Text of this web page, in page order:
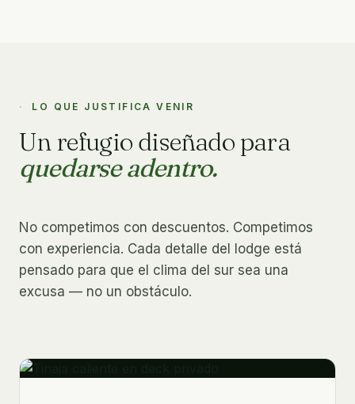
LO QUE JUSTIFICA VENIR
Un refugio diseñado para
quedarse adentro.
No competimos con descuentos. Competimos
con experiencia. Cada detalle del lodge está
pensado para que el clima del sur sea una
excusa — no un obstáculo.